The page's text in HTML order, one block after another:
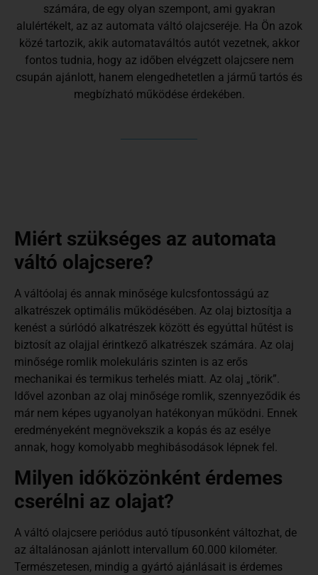
számára, de egy olyan szempont, ami gyakran
alulértékelt, az az automata váltó olajcseréje. Ha Ön azok
közé tartozik, akik automataváltós autót vezetnek, akkor
fontos tudnia, hogy az időben elvégzett olajcsere nem
csupán ajánlott, hanem elengedhetetlen a jármű tartós és
megbízható működése érdekében.
Miért szükséges az automata
váltó olajcsere?
A váltóolaj és annak minősége kulcsfontosságú az
alkatrészek optimális működésében. Az olaj biztosítja a
kenést a súrlódó alkatrészek között és egyúttal hűtést is
biztosít az olajjal érintkező alkatrészek számára. Az olaj
minősége romlik molekuláris szinten is az erős
mechanikai és termikus terhelés miatt. Az olaj „törik”.
Idővel azonban az olaj minősége romlik, szennyeződik és
már nem képes ugyanolyan hatékonyan működni. Ennek
eredményeként megnövekszik a kopás és az esélye
annak, hogy komolyabb meghibásodások lépnek fel.
Milyen időközönként érdemes
cserélni az olajat?
A váltó olajcsere periódus autó típusonként változhat, de
az általánosan ajánlott intervallum 60.000 kilométer.
Természetesen, mindig a gyártó ajánlásait is érdemes